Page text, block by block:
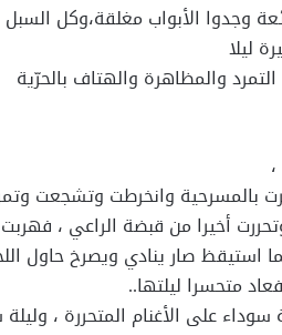
وجدوا الأبواب مغلقة،وكل السبل
ليلا
والمظاهرة والهتاف بالحرّية
بالمسرحية وانخرطت وتشجعت
أخيرا من قبضة الراعي ،
استيقظ صار ينادي ويصرخ حاول
متحسرا ليلتها..
سوداء على الأغنام المتحررة ،